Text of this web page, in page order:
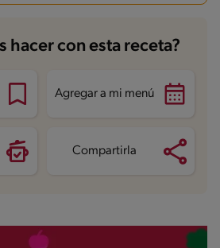
33.3 g
kcal
4.2 g
hacer con esta receta?
Agregar a mi menú
Compartirla